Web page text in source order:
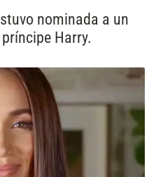
nominada a un
Harry.